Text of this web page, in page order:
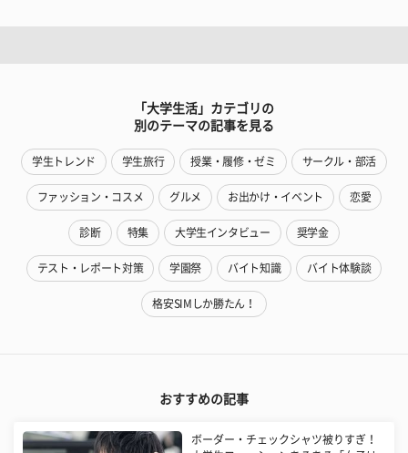
「大学生活」カテゴリの
別のテーマの記事を見る
学生トレンド 学生旅行 授業・履修・ゼミ サークル・部活
ファッション・コスメ グルメ お出かけ・イベント 恋愛
診断 特集 大学生インタビュー 奨学金
テスト・レポート対策 学園祭 バイト知識 バイト体験談
格安SIMしか勝たん！
おすすめの記事
ボーダー・チェックシャツ被りすぎ！